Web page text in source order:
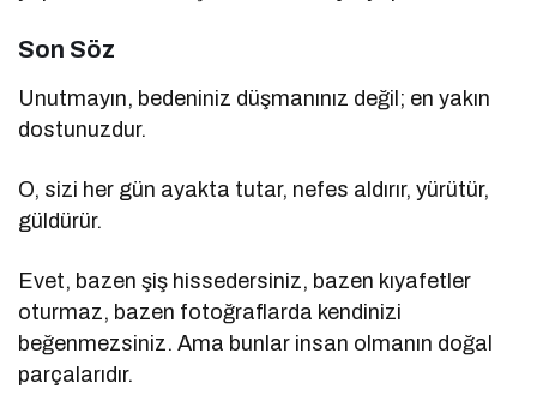
Son Söz
Unutmayın, bedeniniz düşmanınız değil; en yakın
dostunuzdur.
O, sizi her gün ayakta tutar, nefes aldırır, yürütür,
güldürür.
Evet, bazen şiş hissedersiniz, bazen kıyafetler
oturmaz, bazen fotoğraflarda kendinizi
beğenmezsiniz. Ama bunlar insan olmanın doğal
parçalarıdır.